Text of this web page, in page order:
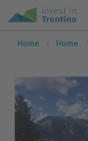
Home / Home /